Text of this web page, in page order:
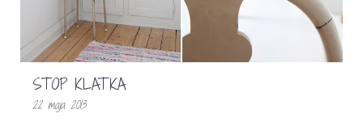
STOP KLATKA
22 maja 2013